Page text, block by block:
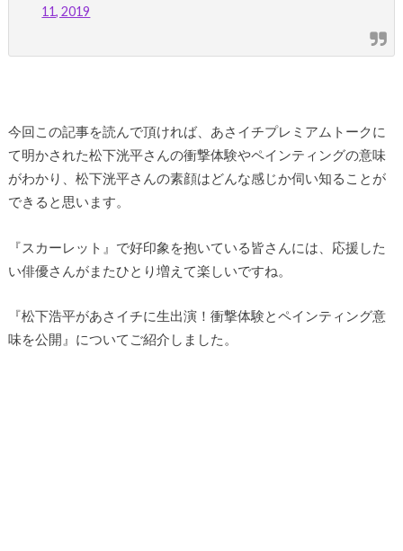
11, 2019
今回この記事を読んで頂ければ、あさイチプレミアムトークに
て明かされた松下洸平さんの衝撃体験やペインティングの意味
がわかり、松下洸平さんの素顔はどんな感じか伺い知ることが
できると思います。
『スカーレット』で好印象を抱いている皆さんには、応援した
い俳優さんがまたひとり増えて楽しいですね。
『松下浩平があさイチに生出演！衝撃体験とペインティング意
味を公開』についてご紹介しました。